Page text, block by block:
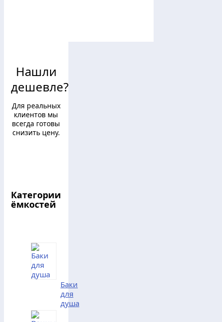
Нашли
дешевле?
Для реальных
клиентов мы
всегда готовы
снизить цену.
Категории
ёмкостей
Баки
для
душа